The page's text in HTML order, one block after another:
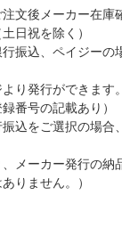
文後メーカー在庫
日祝を除く）
振込、ペイジーの
り発行ができます
番号の記載あり）
込をご選択の場合
メーカー発行の納
りません。）